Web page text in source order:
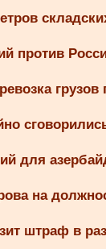
против
грузов
для
на
штраф в